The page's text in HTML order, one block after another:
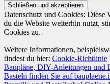
Datenschutz und Cookies: Diese
du die Website weiterhin nutzt,
Cookies zu.
Weitere Informationen,
findest du hier: Cookie-Richtlinie
Baupläne, DIY-Anleitungen und
Basteln finden Sie auf